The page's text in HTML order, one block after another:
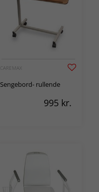
CAREMAX
Sengebord- rullende
995 kr.